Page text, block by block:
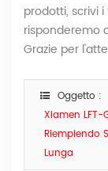
prodotti, scrivi
risponderemo
Grazie per
Oggetto :
Xiamen
Riempiendo
Lunga